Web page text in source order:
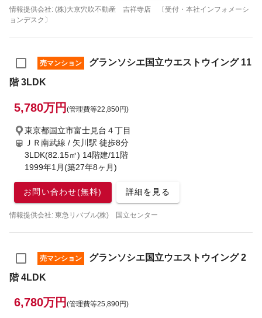
情報提供会社: (株)大京穴吹不動産 吉祥寺店 〔受付・本社インフォメーシ
ョンデスク〕
売マンション
グランソシエ国立ウエストウイング 11
階 3LDK
5,780万円 (管理費等22,850円)
東京都国立市富士見台４丁目
ＪＲ南武線 / 矢川駅 徒歩8分
3LDK(82.15㎡) 14階建/11階
1999年1月(築27年8ヶ月)
お問い合わせ(無料) 詳細を見る
情報提供会社: 東急リバブル(株) 国立センター
売マンション
グランソシエ国立ウエストウイング 2
階 4LDK
6,780万円 (管理費等25,890円)